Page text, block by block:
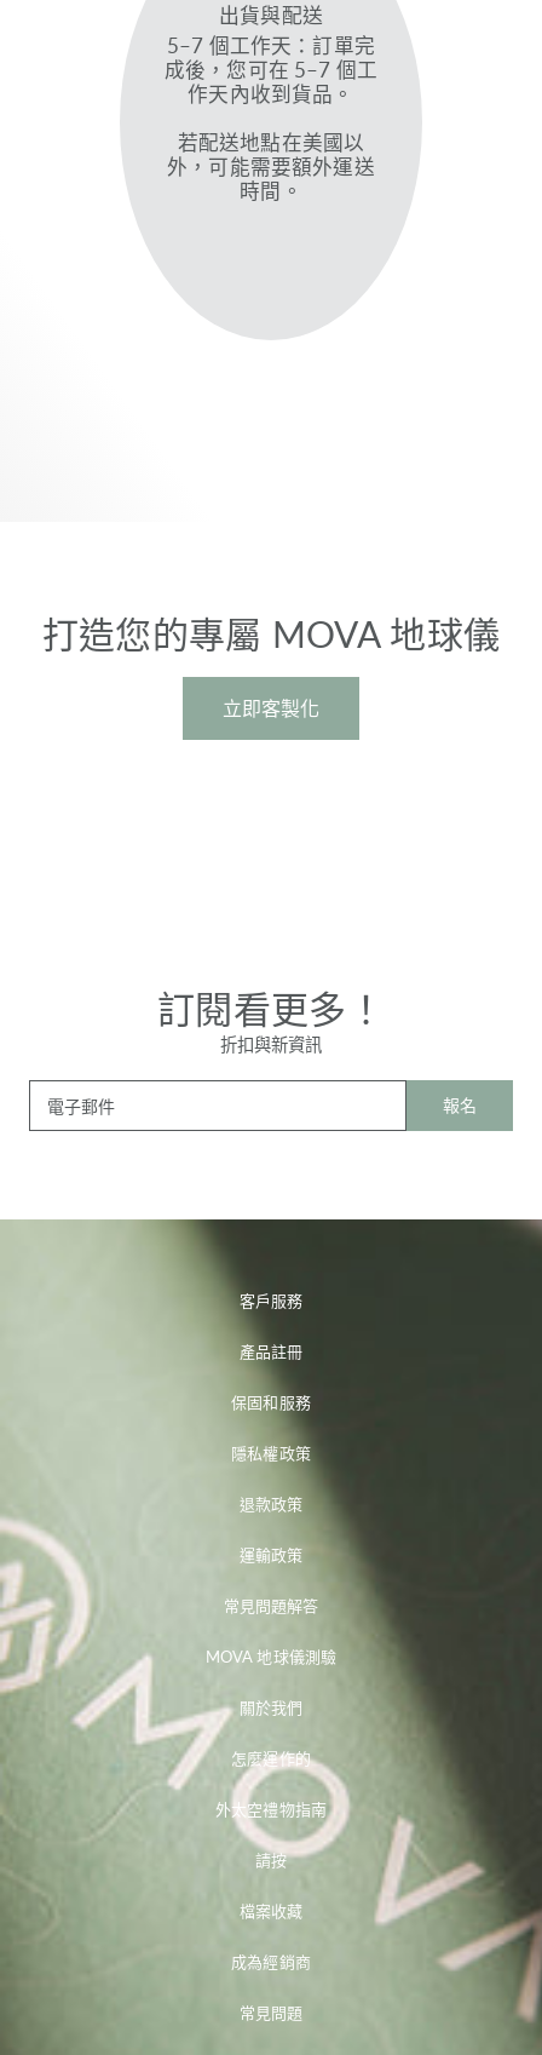
出貨與配送
5–7 個工作天：訂單完
成後，您可在 5–7 個工
作天內收到貨品。
若配送地點在美國以
外，可能需要額外運送
時間。
打造您的專屬 MOVA 地球儀
立即客製化
訂閱看更多！
折扣與新資訊
電子郵件 報名
客戶服務
產品註冊
保固和服務
隱私權政策
退款政策
運輸政策
常見問題解答
MOVA 地球儀測驗
關於我們
怎麼運作的
外太空禮物指南
請按
檔案收藏
成為經銷商
常見問題